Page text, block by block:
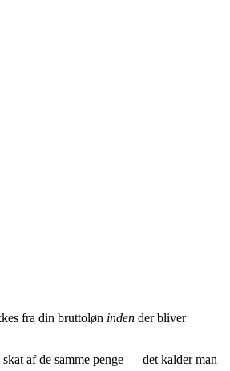
fra din bruttoløn inden der bliver
af de samme penge — det kalder man